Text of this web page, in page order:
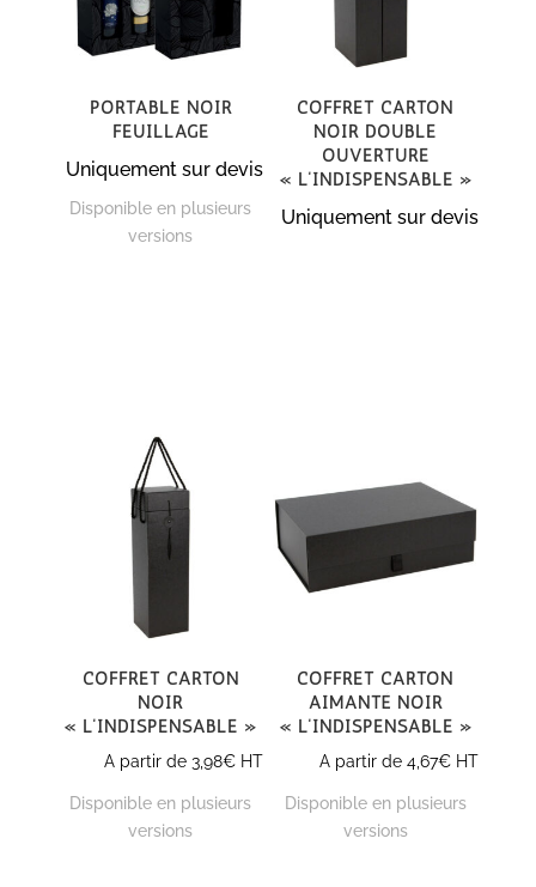
Portable noir
feuillage
Uniquement sur devis
Disponible en plusieurs
versions
Coffret carton
noir double
ouverture
« L’indispensable »
Uniquement sur devis
Coffret carton
noir
« L’indispensable »
A partir de3,98€ HT
Disponible en plusieurs
versions
Coffret carton
aimanté noir
« L’indispensable »
A partir de 4,67€HT
Disponible en plusieurs
versions